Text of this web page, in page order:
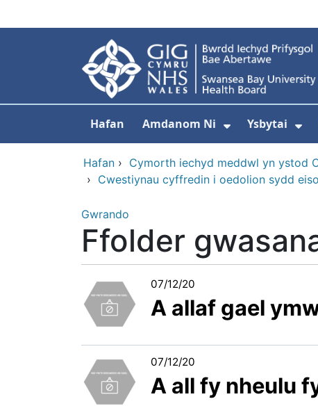
Hafan Amdanom Ni Ysbytai
Hafan › Cymorth iechyd meddwl yn ystod
› Cwestiynau cyffredin i oedolion sydd
Gwrando
Ffolder
07/12/20
A allaf gael
07/12/20
A all fy nheulu